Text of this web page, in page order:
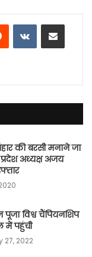
Reddit VKontakteShare via Email
की बरसी मनाने जा
अध्यक्ष अजय
पूजा विश्व चैंपियनशिप
पहुंची
27, 2022